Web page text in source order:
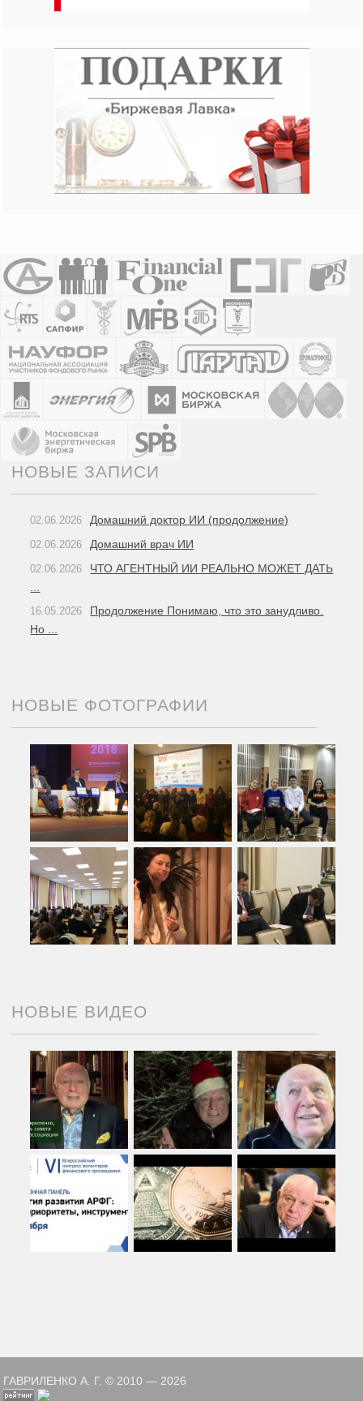
НОВЫЕ ЗАПИСИ
02.06.2026 Домашний доктор ИИ (продолжение)
02.06.2026 Домашний врач ИИ
02.06.2026
ЧТО АГЕНТНЫЙ ИИ РЕАЛЬНО МОЖЕТ ДАТЬ
16.05.2026
Продолжение Понимаю, что это занудливо.
Но ...
НОВЫЕ ФОТОГРАФИИ
НОВЫЕ ВИДЕО
ГАВРИЛЕНКО А. Г. © 2010 — 2026